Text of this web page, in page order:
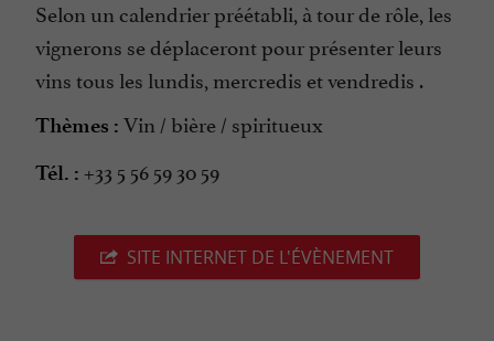
Selon un calendrier préétabli, à tour de rôle, les
vignerons se déplaceront pour présenter leurs
vins tous les lundis, mercredis et vendredis .
Thèmes : Vin / bière / spiritueux
Tél. : +33 5 56 59 30 59
SITE INTERNET DE L'ÉVÈNEMENT